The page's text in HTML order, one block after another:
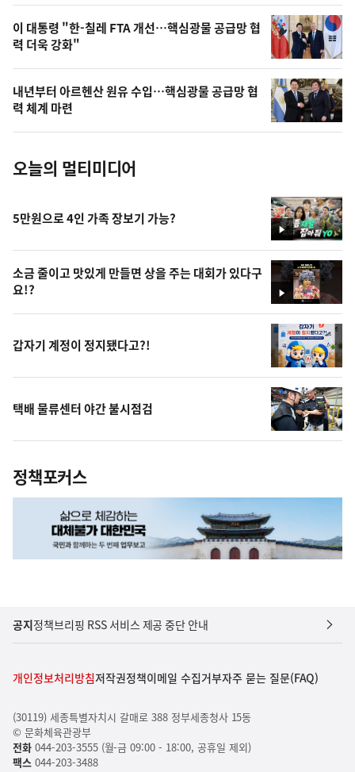
오
늘
의
사
진
이 대통령 "한-칠레 FTA 개선…핵심광물 공급망 협
력 더욱 강화"
내년부터 아르헨산 원유 수입…핵심광물 공급망 협
력 체계 마련
오늘의 멀티미디어
영
상
5만원으로 4인 가족 장보기 가능?
영
상
소금 줄이고 맛있게 만들면 상을 주는 대회가 있다구
요!?
갑자기 계정이 정지됐다고?!
택배 물류센터 야간 불시점검
정책포커스
공지정책브리핑 RSS 서비스 제공 중단 안내
개인정보처리방침저작권정책이메일 수집거부자주 묻는 질문(FAQ)
(30119) 세종특별자치시 갈매로 388 정부세종청사 15동
© 문화체육관광부
전화044-203-3555 (월-금 09:00 - 18:00, 공휴일 제외)
팩스044-203-3488